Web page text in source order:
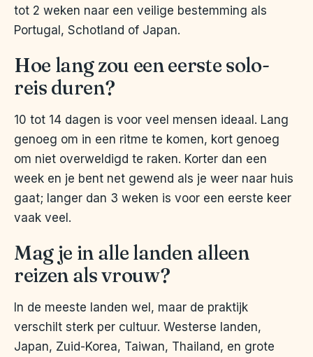
tot 2 weken naar een veilige bestemming als
Portugal, Schotland of Japan.
Hoe lang zou een eerste solo-
reis duren?
10 tot 14 dagen is voor veel mensen ideaal. Lang
genoeg om in een ritme te komen, kort genoeg
om niet overweldigd te raken. Korter dan een
week en je bent net gewend als je weer naar huis
gaat; langer dan 3 weken is voor een eerste keer
vaak veel.
Mag je in alle landen alleen
reizen als vrouw?
In de meeste landen wel, maar de praktijk
verschilt sterk per cultuur. Westerse landen,
Japan, Zuid-Korea, Taiwan, Thailand, en grote